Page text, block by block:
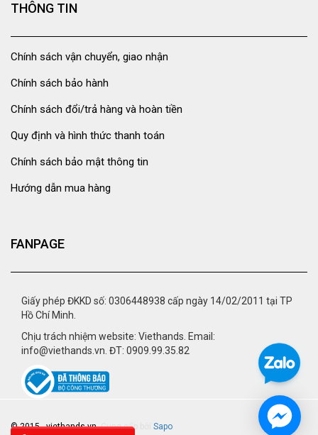
THÔNG TIN
Chính sách vận chuyển, giao nhận
Chính sách bảo hành
Chính sách đổi/trả hàng và hoàn tiền
Quy định và hình thức thanh toán
Chính sách bảo mật thông tin
Hướng dẫn mua hàng
FANPAGE
Giấy phép ĐKKD số: 0306448938 cấp ngày 14/02/2011 tại TP
Hồ Chí Minh.
Chịu trách nhiệm website: Viethands. Email:
info@viethands.vn. ĐT: 0909.99.35.82
© 2015 - viethands.vn.Cung cấp bởi Sapo